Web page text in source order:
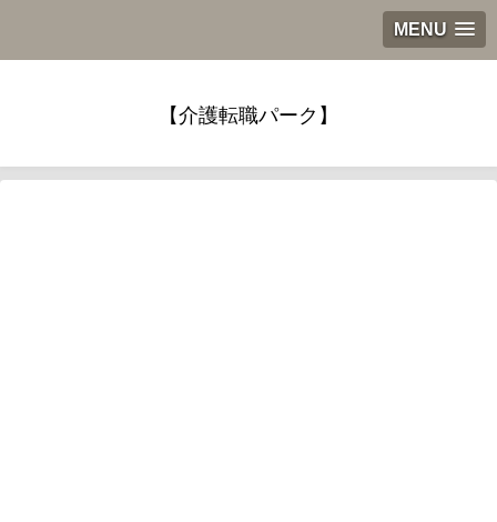
MENU
【介護転職パーク】